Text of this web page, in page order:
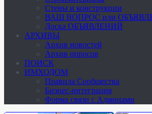
Стены и конструкции
ВАШ ВОПРОС или
Доска ОБЪЯВЛЕНИЙ
АРХИВЫ
Архив новостей
Архив опросов
ПОИСК
ИМХОДОМ
Правила Сообщества
Бизнес-интеграция
Форма связи с Админами